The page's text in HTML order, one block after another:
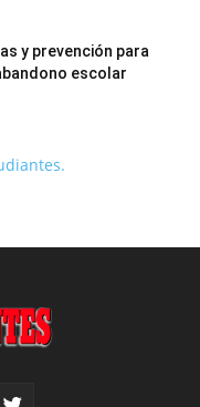
y prevención para
escolar